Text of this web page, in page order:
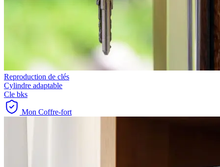
Reproduction de clés
Cylindre adaptable
Cle bks
Mon Coffre-fort